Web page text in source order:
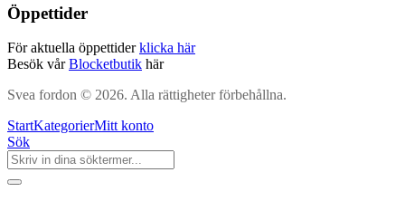
Öppettider
För aktuella öppettiderklicka här
Besök vårBlocketbutik här
Svea fordon © 2026. Alla rättigheter förbehållna.
StartKategorierMitt konto
Sök